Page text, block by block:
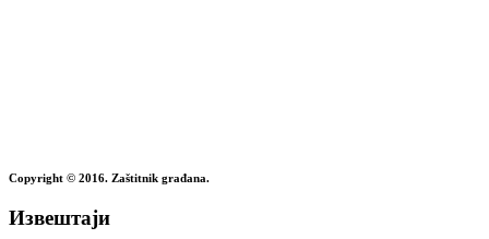
Copyright © 2016. Zaštitnik građana.
Извештаји